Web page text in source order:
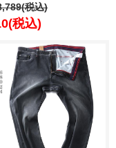
【t2502】
税込)
税込)